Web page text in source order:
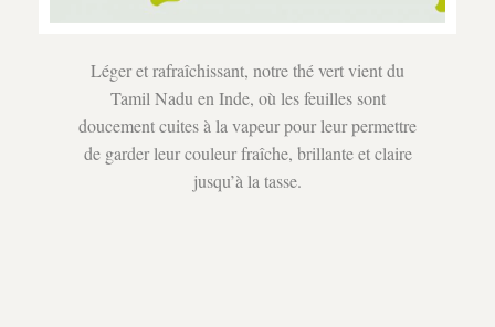
Léger et rafraîchissant, notre thé vert vient du
Tamil Nadu en Inde, où les feuilles sont
doucement cuites à la vapeur pour leur permettre
de garder leur couleur fraîche, brillante et claire
jusqu’à la tasse.